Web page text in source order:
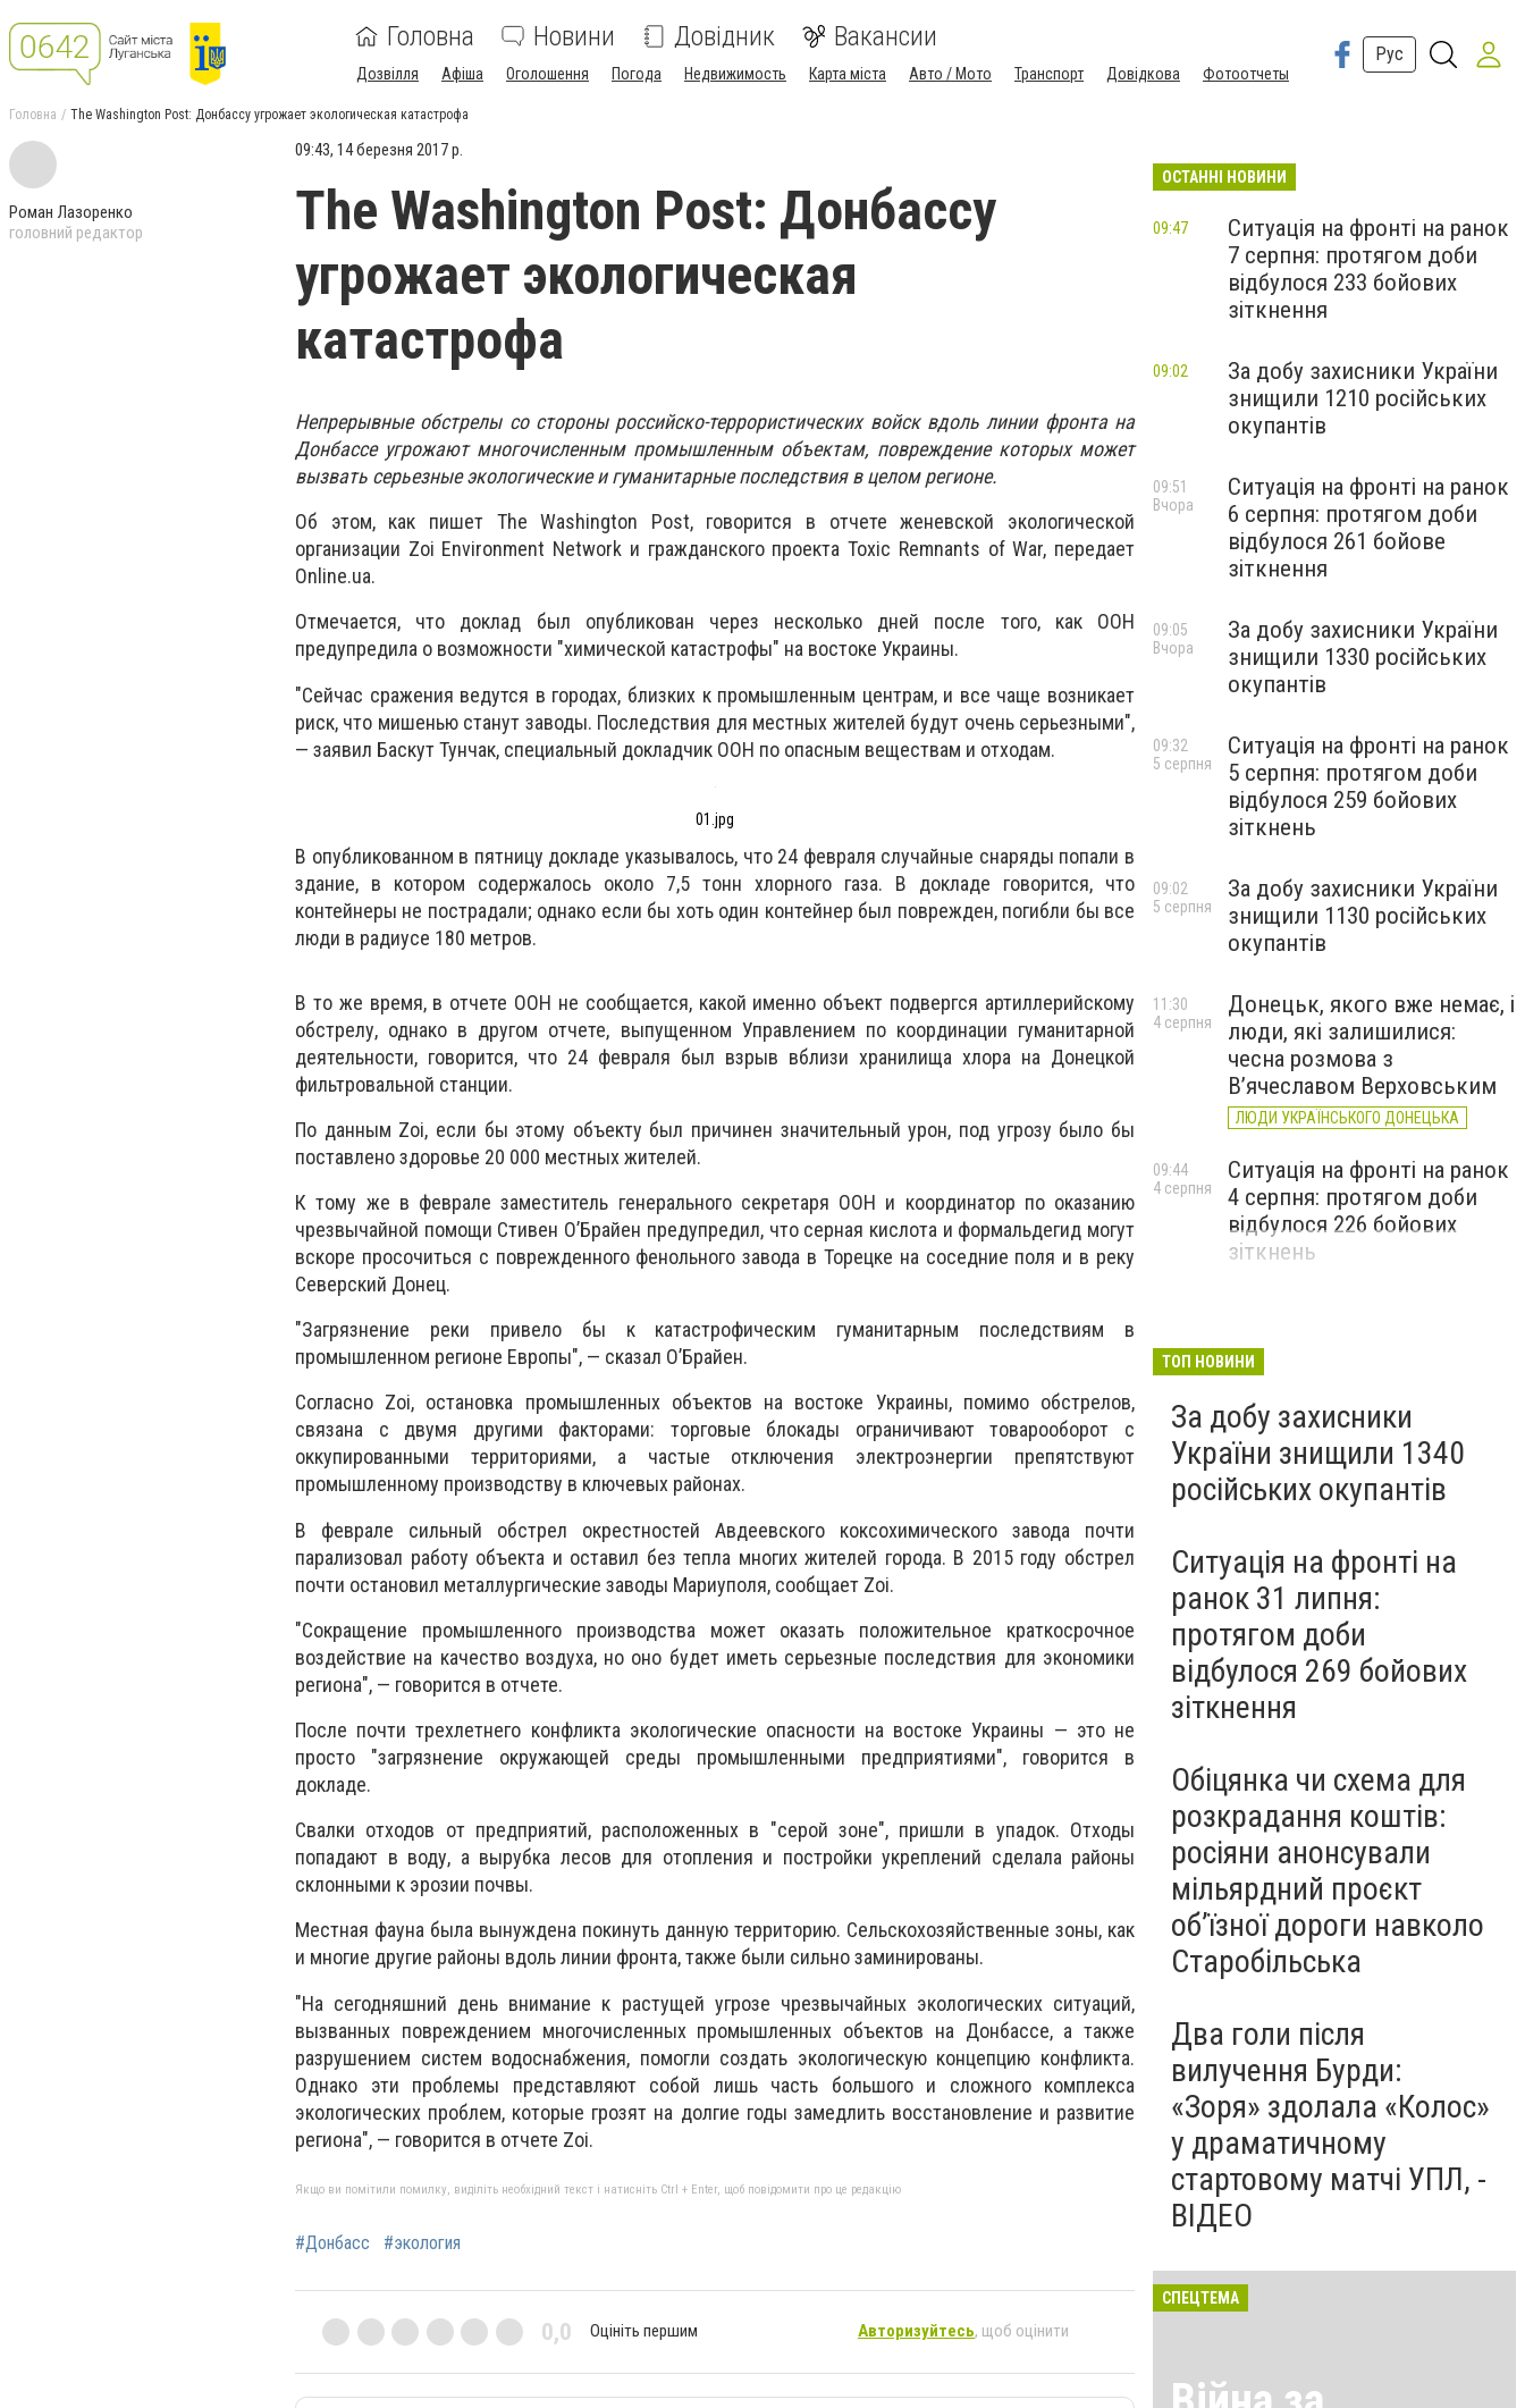
Головна Новини Довідник Вакансии
Дозвілля Афіша Оголошення Погода Недвижимость Карта міста Авто / Мото Транспорт Довідкова Фотоотчеты
Рус
Головна The Washington Post: Донбассу угрожает экологическая катастрофа
Роман Лазоренко
головний редактор
09:43, 14 березня 2017 р.
The Washington Post: Донбассу
угрожает экологическая
катастрофа
Непрерывные обстрелы со стороны российско-террористических войск вдоль линии фронта на
Донбассе угрожают многочисленным промышленным объектам, повреждение которых может
вызвать серьезные экологические и гуманитарные последствия в целом регионе.
Об этом, как пишет The Washington Post, говорится в отчете женевской экологической
организации Zoi Environment Network и гражданского проекта Toxic Remnants of War, передает
Online.ua.
Отмечается, что доклад был опубликован через несколько дней после того, как ООН
предупредила о возможности "химической катастрофы" на востоке Украины.
"Сейчас сражения ведутся в городах, близких к промышленным центрам, и все чаще возникает
риск, что мишенью станут заводы. Последствия для местных жителей будут очень серьезными",
— заявил Баскут Тунчак, специальный докладчик ООН по опасным веществам и отходам.
01.jpg
В опубликованном в пятницу докладе указывалось, что 24 февраля случайные снаряды попали в
здание, в котором содержалось около 7,5 тонн хлорного газа. В докладе говорится, что
контейнеры не пострадали; однако если бы хоть один контейнер был поврежден, погибли бы все
люди в радиусе 180 метров.
В то же время, в отчете ООН не сообщается, какой именно объект подвергся артиллерийскому
обстрелу, однако в другом отчете, выпущенном Управлением по координации гуманитарной
деятельности, говорится, что 24 февраля был взрыв вблизи хранилища хлора на Донецкой
фильтровальной станции.
По данным Zoi, если бы этому объекту был причинен значительный урон, под угрозу было бы
поставлено здоровье 20 000 местных жителей.
К тому же в феврале заместитель генерального секретаря ООН и координатор по оказанию
чрезвычайной помощи Стивен О’Брайен предупредил, что серная кислота и формальдегид могут
вскоре просочиться с поврежденного фенольного завода в Торецке на соседние поля и в реку
Северский Донец.
"Загрязнение реки привело бы к катастрофическим гуманитарным последствиям в
промышленном регионе Европы", — сказал О’Брайен.
Согласно Zoi, остановка промышленных объектов на востоке Украины, помимо обстрелов,
связана с двумя другими факторами: торговые блокады ограничивают товарооборот с
оккупированными территориями, а частые отключения электроэнергии препятствуют
промышленному производству в ключевых районах.
В феврале сильный обстрел окрестностей Авдеевского коксохимического завода почти
парализовал работу объекта и оставил без тепла многих жителей города. В 2015 году обстрел
почти остановил металлургические заводы Мариуполя, сообщает Zoi.
"Сокращение промышленного производства может оказать положительное краткосрочное
воздействие на качество воздуха, но оно будет иметь серьезные последствия для экономики
региона", — говорится в отчете.
После почти трехлетнего конфликта экологические опасности на востоке Украины — это не
просто "загрязнение окружающей среды промышленными предприятиями", говорится в
докладе.
Свалки отходов от предприятий, расположенных в "серой зоне", пришли в упадок. Отходы
попадают в воду, а вырубка лесов для отопления и постройки укреплений сделала районы
склонными к эрозии почвы.
Местная фауна была вынуждена покинуть данную территорию. Сельскохозяйственные зоны, как
и многие другие районы вдоль линии фронта, также были сильно заминированы.
"На сегодняшний день внимание к растущей угрозе чрезвычайных экологических ситуаций,
вызванных повреждением многочисленных промышленных объектов на Донбассе, а также
разрушением систем водоснабжения, помогли создать экологическую концепцию конфликта.
Однако эти проблемы представляют собой лишь часть большого и сложного комплекса
экологических проблем, которые грозят на долгие годы замедлить восстановление и развитие
региона", — говорится в отчете Zoi.
Якщо ви помітили помилку, виділіть необхідний текст і натисніть Ctrl + Enter, щоб повідомити про це редакцію
#Донбасс #экология
0,0 Оцініть першим Авторизуйтесь, щоб оцінити
ОСТАННІ НОВИНИ
Ситуація на фронті на ранок
7 серпня: протягом доби
відбулося 233 бойових
зіткнення
09:47
За добу захисники України
знищили 1210 російських
окупантів
09:02
Ситуація на фронті на ранок
6 серпня: протягом доби
відбулося 261 бойове
зіткнення
09:51
Вчора
За добу захисники України
знищили 1330 російських
окупантів
09:05
Вчора
Ситуація на фронті на ранок
5 серпня: протягом доби
відбулося 259 бойових
зіткнень
09:32
5 серпня
За добу захисники України
знищили 1130 російських
окупантів
09:02
5 серпня
Донецьк, якого вже немає, і
люди, які залишилися:
чесна розмова з
В’ячеславом Верховським
ЛЮДИ УКРАЇНСЬКОГО ДОНЕЦЬКА
11:30
4 серпня
Ситуація на фронті на ранок
4 серпня: протягом доби
відбулося 226 бойових
зіткнень
09:44
4 серпня
ТОП НОВИНИ
За добу захисники
України знищили 1340
російських окупантів
Ситуація на фронті на
ранок 31 липня:
протягом доби
відбулося 269 бойових
зіткнення
Обіцянка чи схема для
розкрадання коштів:
росіяни анонсували
мільярдний проєкт
об’їзної дороги навколо
Старобільська
Два голи після
вилучення Бурди:
«Зоря» здолала «Колос»
у драматичному
стартовому матчі УПЛ, -
ВІДЕО
СПЕЦТЕМА